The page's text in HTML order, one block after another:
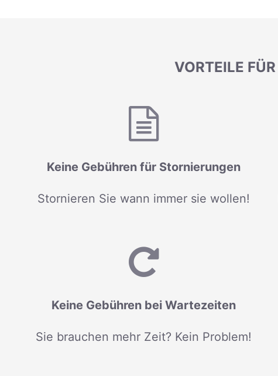
VORTEILE
Keine Gebühren für Stornierungen
Stornieren Sie wann immer sie wollen!
Keine Gebühren bei Wartezeiten
Sie brauchen mehr Zeit? Kein Problem!